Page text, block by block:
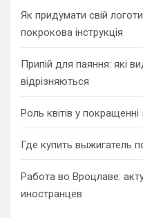
Як придумати свій
покрокова інструкція
Припій для паяння: які
відрізняються
Роль квітів у
Где купить выжигатель
Работа во Вроцлаве:
иностранцев